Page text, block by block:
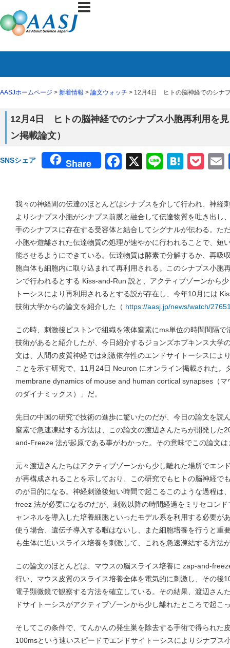
AASJホームページ > 新着情報 > 論文ウォッチ > 12月4日 ヒトの脳神経でのシナ
12月4日 ヒトの脳神経でのシナプス小胞再利用を
ン掲載論文）
SNSシェア Share Facebook
X Line
我々の神経間の伝達のほとんどはシナプスを介して行われ、神経
よりシナプス小胞がシナプス前膜と融合して伝達物質を吐き出し
手のシナプスに存在する受容体と結合してシグナルが伝わる。た
小胞や遊離された伝達物質の処理が速やかに行われることで、短
能させるようにできている。伝達物質は酵素で分解するか、再吸
胞自体も細胞内に取り込まれて再利用される。このシナプス小胞
ンで行われるとする Kiss-and-Run 説と、アクティブゾーンから
トーシスにより再利用されるとする説が存在し、今年10月には
技術大学からの論文を紹介した（ https://aasj.jp/news/watch/
この時、刺激後ピストンで組織を液体窒素にms単位の時間間隔
技術があると紹介したが、今日紹介するジョンズホプキンス大学
文は、人間の皮質神経では刺激依存性のエンドサイトーシスによ
ことを示す研究で、11月24日 Neuron にオンライン掲載された。
membrane dynamics of mouse and human cortical synapses（
のダイナミックス）」だ。
先日の中国の研究で技術の進歩に驚いたのだが、今日の論文を読
窒素で急速凍結する方法は、この論文の渡辺さんたちが開発した
and-Freeze 法が起原である事がわかった。その意味でこの論文
元々渡辺さんたちはアクティブゾーンから少し離れた場所でエン
が再構成されることを示しており、この研究でもヒトの脳神経で
のが目的になる。神経刺激後短い時間で起こるこのような過程は
freez 法が必要になるのだが、刺激以降の時間経過をミリセコン
ャンネルを導入した培養細胞といったモデル系を利用する必要が
使う場合、遺伝子導入する暇はないし、また細胞培養を行うと重
も生体に近いスライス培養を刺激して、これを急速凍結する方法
この論文のほとんどは、マウスの脳スライス培養に zap-and-
行い、マウス皮質のスライス培養全体を電気的に刺激し、その後
電子顕微鏡で観察する方法を確立している。その結果、渡辺さん
ドサイトーシスがアクティブゾーンから少し離れたところで起こ
そしてこの条件で、てんかんの発生巣を除去する手術で得られた
100msという速いスピードでエンドサイトーシスによりシナプス